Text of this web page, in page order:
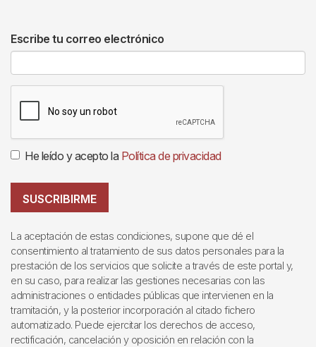
Escribe tu correo electrónico
He leído y acepto la Política de privacidad
SUSCRIBIRME
La aceptación de estas condiciones, supone que dé el
consentimiento al tratamiento de sus datos personales para la
prestación de los servicios que solicite a través de este portal y,
en su caso, para realizar las gestiones necesarias con las
administraciones o entidades públicas que intervienen en la
tramitación, y la posterior incorporación al citado fichero
automatizado. Puede ejercitar los derechos de acceso,
rectificación, cancelación y oposición en relación con la